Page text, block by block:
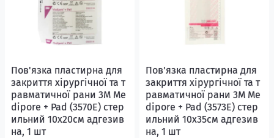
Пов'язка пластирна для
закриття хірургічної та т
равматичної рани 3М Me
diporе + Pad (3570E) стер
ильний 10х20см адгезив
на, 1 шт
Пов'язка пластирна для
закриття хірургічної та т
равматичної рани 3М Me
diporе + Pad (3573Е) стер
ильний 10х35см адгезив
на, 1 шт